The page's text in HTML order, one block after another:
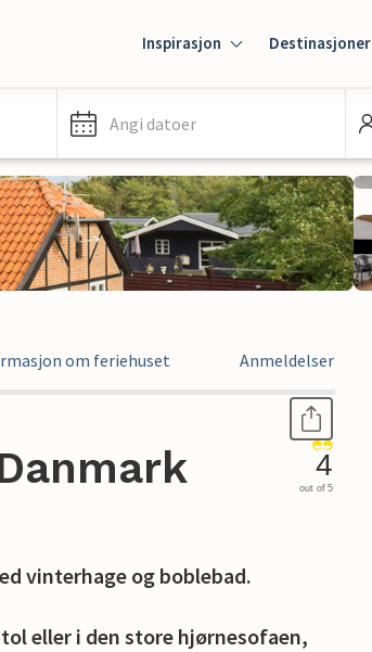
Inspirasjon Destinasjoner
Angi datoer
om feriehuset Anmeldelser
4
out of 5
vinterhage og boblebad.
eller i den store hjørnesofaen,